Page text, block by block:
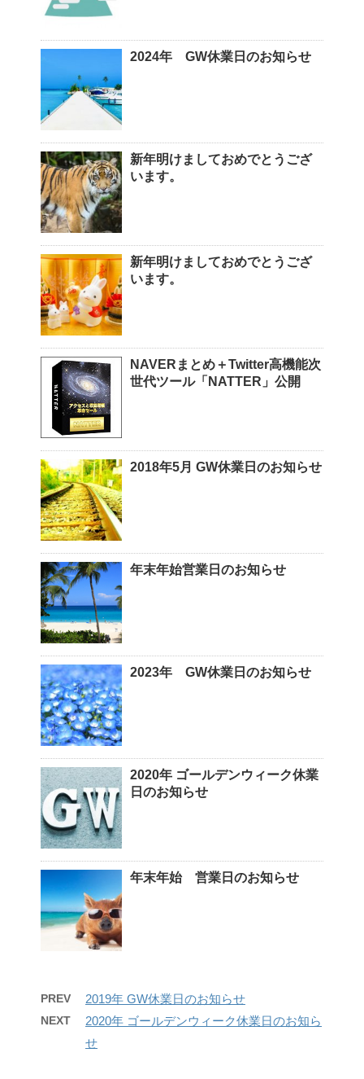
2024年 GW休業日のお知らせ
新年明けましておめでとうござ
います。
新年明けましておめでとうござ
います。
NAVERまとめ＋Twitter高機能次
世代ツール「NATTER」公開
2018年5月 GW休業日のお知らせ
年末年始営業日のお知らせ
2023年 GW休業日のお知らせ
2020年 ゴールデンウィーク休業
日のお知らせ
年末年始 営業日のお知らせ
PREV 2019年 GW休業日のお知らせ
NEXT
2020年 ゴールデンウィーク休業日のお知ら
せ